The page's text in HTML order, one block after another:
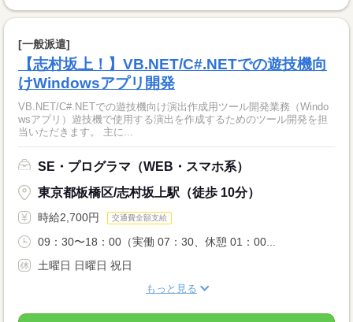
[一般派遣]
【志村坂上！】VB.NET/C#.NETでの遊技機向
けWindowsアプリ開発
VB.NET/C#.NETでの遊技機向け演出作成用ツール開発業務（Windo
wsアプリ）遊技機で使用する演出を作成するためのツール開発を担
当いただきます。 主に...
SE・プログラマ（WEB・スマホ系）
東京都板橋区/志村坂上駅（徒歩 10分）
時給2,700円 交通費全額支給
09：30〜18：00（実働 07：30、休憩 01：00...
土曜日 日曜日 祝日
もっと見る